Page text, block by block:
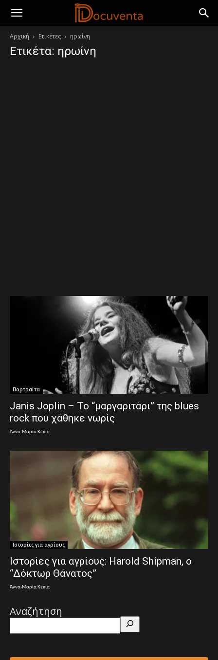
Αρχική Ετικέτες ηρωίνη
Ετικέτα: ηρωίνη
Πορτραίτα
Janis Joplin – Το “μαργαριτάρι” της blues
rock που χάθηκε νωρίς
Άννα-Μαρία Κέκια
Ιστορίες για αγρίους
Ιστορίες για αγρίους: Harold Shipman, ο
“Δόκτωρ Θάνατος”
Άννα-Μαρία Κέκια
Αναζήτηση